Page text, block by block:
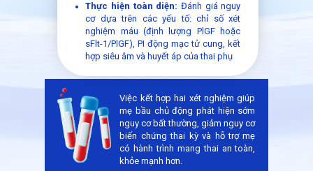
Việc kết hợp hai xét nghiệm giúp
mẹ bầu chủ động phát hiện sớm
nguy cơ bất thường, giảm nguy cơ
biến chứng thai kỳ và hỗ trợ mẹ
có hành trình mang thai an toàn,
khỏe mạnh hơn.
Thực hiện toàn diện: Đánh giá nguy
cơ dựa trên các yếu tố: chỉ số xét
nghiệm máu (định lượng PlGF hoặc
sFlt-1/PlGF), PI động mạc tử cung, kết
hợp siêu âm và huyết áp của thai phụ